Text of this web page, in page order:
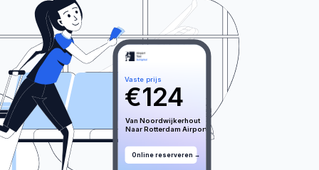
Online reserveren →
124
€
Vaste prijs
Van Noordwijkerhout
Naar Rotterdam Airport